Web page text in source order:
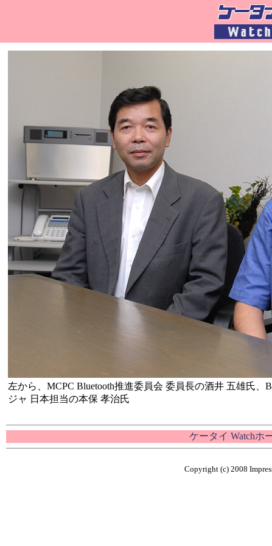
左から、MCPC Bluetooth推進委員会 委員長の酒井 五雄氏
ジャ 日本担当の本保 孝治氏
ケータイ Watchホ
Copyright (c) 2008